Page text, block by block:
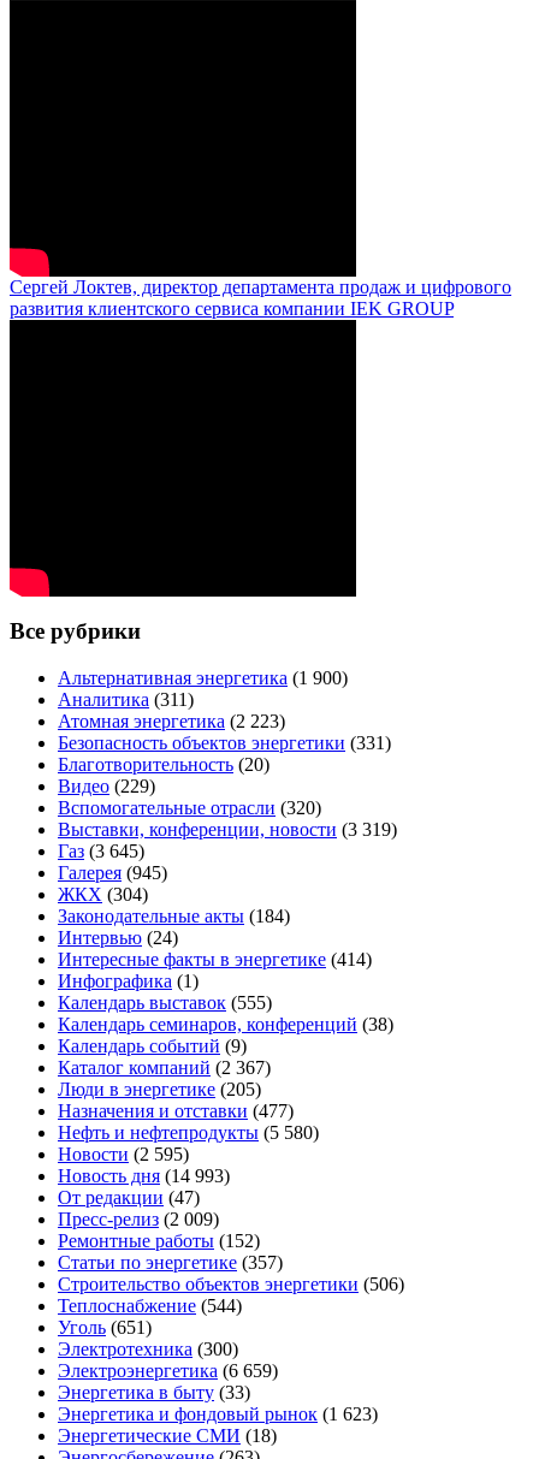
Сергей Локтев, директор департамента продаж и цифрового
развития клиентского сервиса компании IEK GROUP
Все рубрики
Альтернативная энергетика (1 900)
Аналитика (311)
Атомная энергетика (2 223)
Безопасность объектов энергетики (331)
Благотворительность (20)
Видео (229)
Вспомогательные отрасли (320)
Выставки, конференции, новости (3 319)
Газ (3 645)
Галерея (945)
ЖКХ (304)
Законодательные акты (184)
Интервью (24)
Интересные факты в энергетике (414)
Инфографика (1)
Календарь выставок (555)
Календарь семинаров, конференций (38)
Календарь событий (9)
Каталог компаний (2 367)
Люди в энергетике (205)
Назначения и отставки (477)
Нефть и нефтепродукты (5 580)
Новости (2 595)
Новость дня (14 993)
От редакции (47)
Пресс-релиз (2 009)
Ремонтные работы (152)
Статьи по энергетике (357)
Строительство объектов энергетики (506)
Теплоснабжение (544)
Уголь (651)
Электротехника (300)
Электроэнергетика (6 659)
Энергетика в быту (33)
Энергетика и фондовый рынок (1 623)
Энергетические СМИ (18)